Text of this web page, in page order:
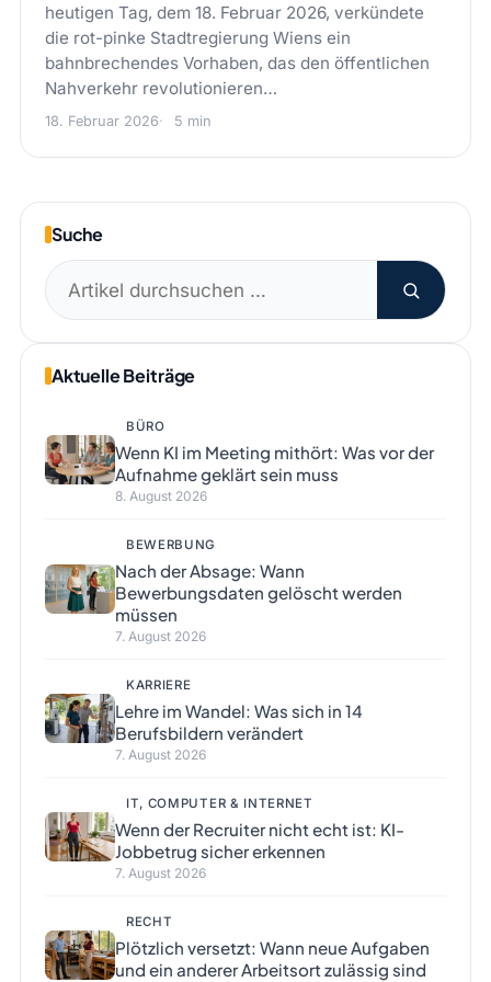
heutigen Tag, dem 18. Februar 2026, verkündete
die rot-pinke Stadtregierung Wiens ein
bahnbrechendes Vorhaben, das den öffentlichen
Nahverkehr revolutionieren…
18. Februar 2026 5 min
Suche
Suchen
nach:
Aktuelle Beiträge
BÜRO
Wenn KI im Meeting mithört: Was vor der
Aufnahme geklärt sein muss
8. August 2026
BEWERBUNG
Nach der Absage: Wann
Bewerbungsdaten gelöscht werden
müssen
7. August 2026
KARRIERE
Lehre im Wandel: Was sich in 14
Berufsbildern verändert
7. August 2026
IT, COMPUTER & INTERNET
Wenn der Recruiter nicht echt ist: KI-
Jobbetrug sicher erkennen
7. August 2026
RECHT
Plötzlich versetzt: Wann neue Aufgaben
und ein anderer Arbeitsort zulässig sind